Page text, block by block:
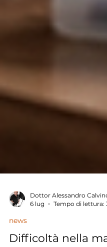
Dottor Alessandro